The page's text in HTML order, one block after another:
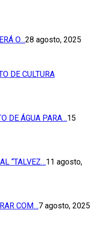
O…28 agosto, 2025
DE CULTURA
DE ÁGUA PARA…15
“TALVEZ…11 agosto,
COM…7 agosto, 2025